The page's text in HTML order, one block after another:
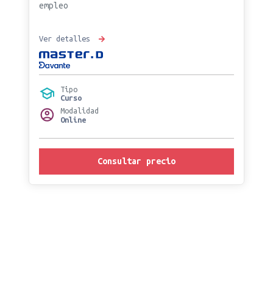
empleo
Ver detalles
Tipo
Curso
Modalidad
Online
Consultar precio